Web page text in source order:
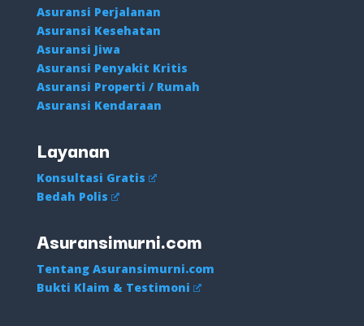
Asuransi Perjalanan
Asuransi Kesehatan
Asuransi Jiwa
Asuransi Penyakit Kritis
Asuransi Properti / Rumah
Asuransi Kendaraan
Layanan
Konsultasi Gratis
Bedah Polis
Asuransimurni.com
Tentang Asuransimurni.com
Bukti Klaim & Testimoni